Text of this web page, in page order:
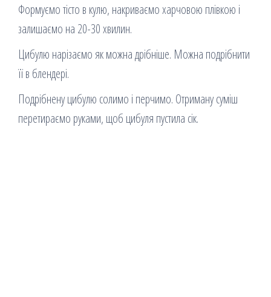
Формуємо тісто в кулю, накриваємо харчовою плівкою і
залишаємо на 20-30 хвилин.
Цибулю нарізаємо як можна дрібніше. Можна подрібнити
її в блендері.
Подрібнену цибулю солимо і перчимо. Отриману суміш
перетираємо руками, щоб цибуля пустила сік.